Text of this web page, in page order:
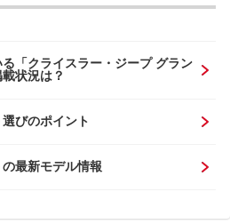
「クライスラー・ジープ グラン
状況は？
びのポイント
最新モデル情報